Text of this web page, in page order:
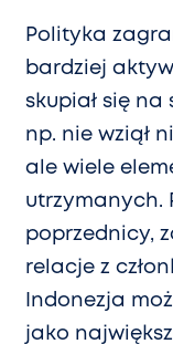
Polityka
bardziej
skupiał się
np. nie wziął
ale wiele
utrzymanych.
poprzednicy,
relacje z
Indonezja
jako